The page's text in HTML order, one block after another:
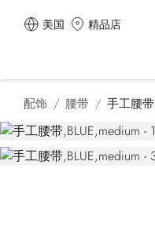
美国 精品店
配饰 腰带 手工腰带